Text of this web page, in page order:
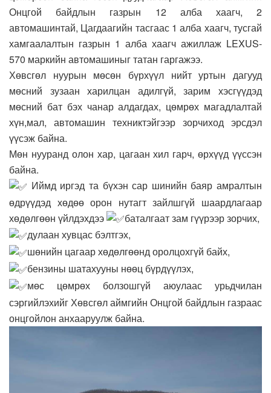
Онцгой байдлын газрын 12 алба хаагч, 2
автомашинтай, Цагдаагийн тасгаас 1 алба хаагч, тусгай
хамгаалалтын газрын 1 алба хаагч ажиллаж LEXUS-
570 маркийн автомашиныг татан гаргажээ.
Хөвсгөл нуурын мөсөн бүрхүүл нийт уртын дагууд
мөсний зузаан харилцан адилгүй, зарим хэсгүүдэд
мөсний бат бэх чанар алдагдах, цөмрөх магадлалтай
хүн,мал, автомашин техниктэйгээр зорчиход эрсдэл
үүсэж байна.
Мөн нууранд олон хар, цагаан хил гарч, өрхүүд үүссэн
байна.
Иймд иргэд та бүхэн сар шинийн баяр амралтын
өдрүүдэд хөдөө орон нутагт зайлшгүй шаардлагаар
хөдөлгөөн үйлдэхдээ
баталгаат зам гүүрээр зорчих,
дулаан хувцас бэлтгэх,
шөнийн цагаар хөдөлгөөнд оролцохгүй байх,
бензины шатахууны нөөц бүрдүүлэх,
мөс цөмрөх болзошгүй аюулаас урьдчилан
сэргийлэхийг Хөвсгөл аймгийн Онцгой байдлын газраас
онцгойлон анхааруулж байна.